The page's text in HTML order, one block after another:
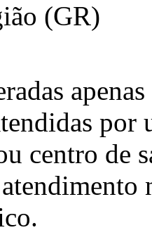
(GR)
centro de